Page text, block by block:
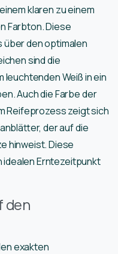
klaren zu einem
Farbton. Diese
den optimalen
sind die
leuchtenden Weiß in ein
Auch die Farbe der
Reifeprozess zeigt sich
der auf die
hinweist. Diese
idealen Erntezeitpunkt
den
exakten